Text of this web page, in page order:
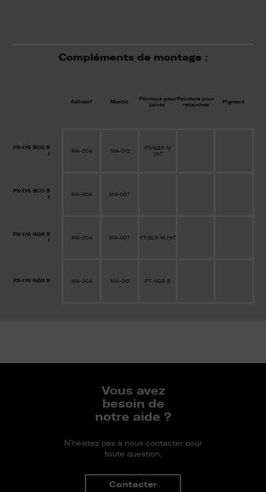
Compléments de montage :
Adhésif Mastic
Peinture pour
joints
Peinture pour
retouches
Pigment
PX-176 BCO B
J
MA-004 MA-013
PT-NGR M
JNT
PX-176 BCO B
J
MA-004 MA-007
PX-176 NGR B
J
MA-004 MA-007 PT-BLN M JNT
PX-176 NGR B MA-004 MA-013 PT-NGR B
Vous avez
besoin de
notre aide ?
N’hésitez pas à nous contacter pour
toute question.
Contacter